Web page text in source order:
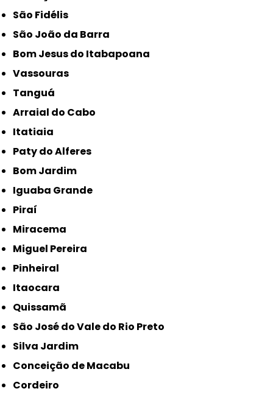
São Fidélis
São João da Barra
Bom Jesus do Itabapoana
Vassouras
Tanguá
Arraial do Cabo
Itatiaia
Paty do Alferes
Bom Jardim
Iguaba Grande
Piraí
Miracema
Miguel Pereira
Pinheiral
Itaocara
Quissamã
São José do Vale do Rio Preto
Silva Jardim
Conceição de Macabu
Cordeiro